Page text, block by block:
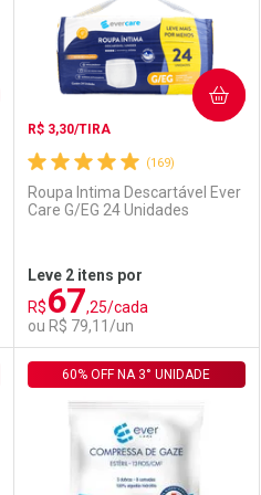
Comprar sem Desconto
Por R$ 22,30/cada
Comprar sem Desconto
Por R$ 22,30/cada
FECHAR
FECHAR
(169)
R$ 3,30/TIRA
Roupa Intima Descartável Ever
Care G/EG 24 Unidades
Leve 2 itens por
R$67,25/cada
ou R$ 79,11/un
COMPRAR
Laboratório
Por Menos
60% OFF NA 3° UNIDADE